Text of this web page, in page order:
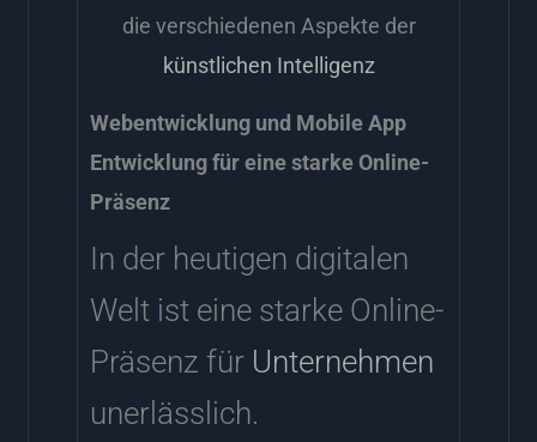
die verschiedenen Aspekte der
künstlichen Intelligenz
Webentwicklung und Mobile App
Entwicklung für eine starke Online-
Präsenz
In der heutigen digitalen
Welt ist eine starke Online-
Präsenz für Unternehmen
unerlässlich.